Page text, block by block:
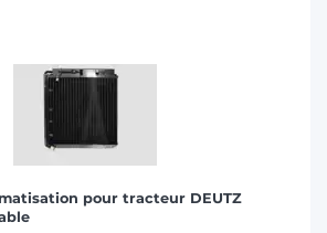
pour tracteur DEUTZ